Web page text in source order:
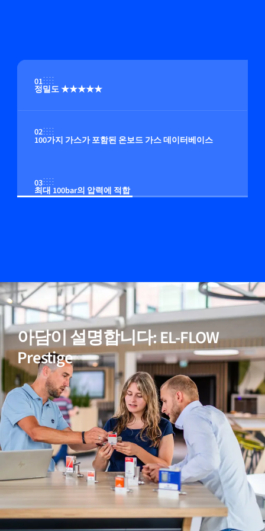
01
정밀도 ★★★★★
02
100가지 가스가 포함된 온보드 가스 데이터베이스
03
최대 100bar의 압력에 적합
05
비활성(반응성) 가스에 적합
06
정확한 온도 보정
아담이 설명합니다: EL-FLOW
Prestige